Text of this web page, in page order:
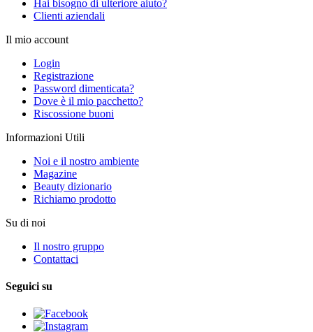
Hai bisogno di ulteriore aiuto?
Clienti aziendali
Il mio account
Login
Registrazione
Password dimenticata?
Dove è il mio pacchetto?
Riscossione buoni
Informazioni Utili
Noi e il nostro ambiente
Magazine
Beauty dizionario
Richiamo prodotto
Su di noi
Il nostro gruppo
Contattaci
Seguici su